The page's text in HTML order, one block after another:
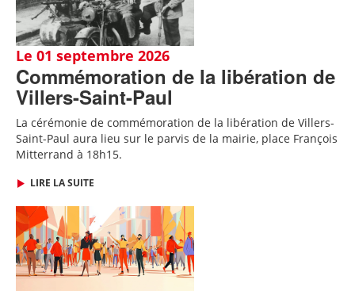
Le 01 septembre 2026
Commémoration de la libération de
Villers-Saint-Paul
La cérémonie de commémoration de la libération de Villers-
Saint-Paul aura lieu sur le parvis de la mairie, place François
Mitterrand à 18h15.
LIRE LA SUITE